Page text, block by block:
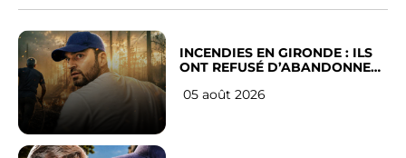
INCENDIES EN GIRONDE : ILS
ONT REFUSÉ D’ABANDONNER
05 août 2026